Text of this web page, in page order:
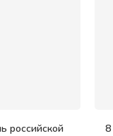
российской